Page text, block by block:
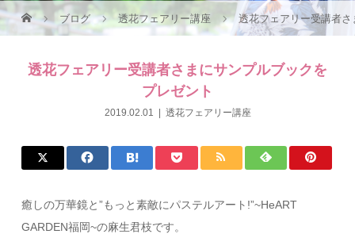
ブログ 透花フェアリー講座 透花フェアリー受講者
透花フェアリー受講者さまにサンプルブックを
プレゼント
2019.02.01 透花フェアリー講座
癒しの万華鏡と”もっと素敵にパステルアート!”~HeART
GARDEN福岡~の麻生君枝です。